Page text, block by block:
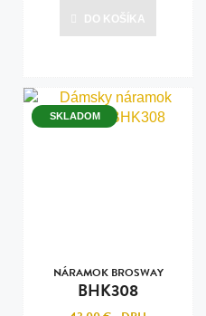
DO KOŠÍKA
SKLADOM
NÁRAMOK BROSWAY
BHK308